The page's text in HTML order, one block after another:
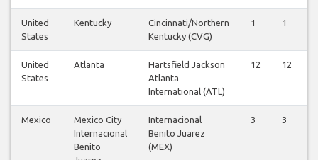
United
States
Kentucky
Cincinnati/Northern
Kentucky (CVG)
1 1
United
States
Atlanta
Hartsfield Jackson
Atlanta
International (ATL)
12 12
Mexico
Mexico City
Internacional
Benito
Internacional
Benito Juarez
(MEX)
3 3